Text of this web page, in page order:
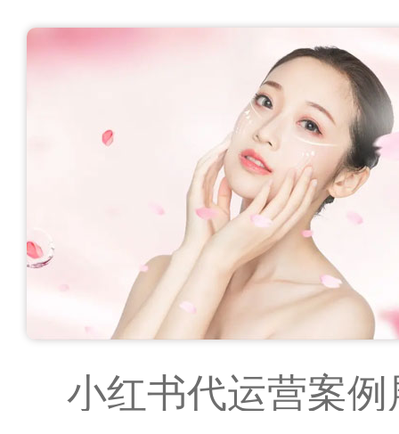
小红书代运营案